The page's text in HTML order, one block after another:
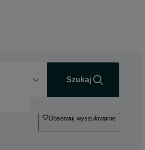
Szukaj
Obserwuj wyszukiwanie